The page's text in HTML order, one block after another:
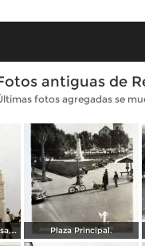
antiguas de
fotos agregadas se
Kiosko e Iglesia Reynosa, Tamaulipas. Plaza Principal.